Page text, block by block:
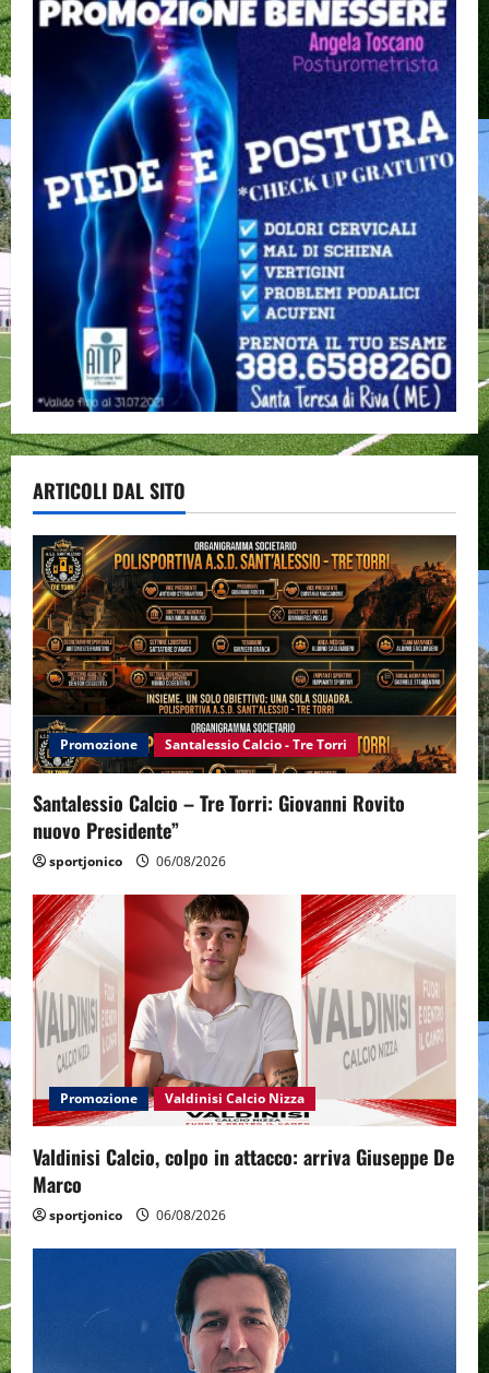
ARTICOLI DAL SITO
Promozione Santalessio Calcio - Tre Torri
Santalessio Calcio – Tre Torri: Giovanni Rovito
nuovo Presidente”
sportjonico 06/08/2026
Promozione Valdinisi Calcio Nizza
Valdinisi Calcio, colpo in attacco: arriva Giuseppe De
Marco
sportjonico 06/08/2026